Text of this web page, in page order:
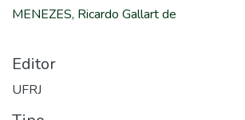
MENEZES, Ricardo Gallart de
Editor
UFRJ